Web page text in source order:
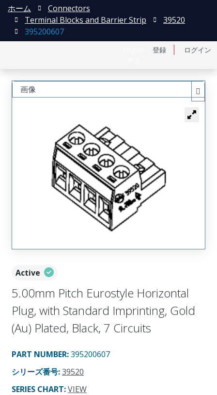
登録 ログイン
ホーム
Connectors
Terminal Blocks and Barrier Strip
39520
395200607
Active
5.00mm Pitch Eurostyle Horizontal
Plug, with Standard Imprinting, Gold
(Au) Plated, Black, 7 Circuits
PART NUMBER:395200607
シリーズ番号:39520
SERIES CHART:VIEW
画像